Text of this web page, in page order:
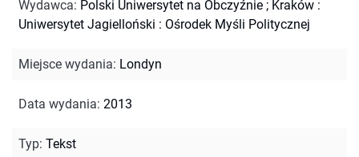
Wydawca: Polski Uniwersytet na Obczyźnie ; Kraków :
Uniwersytet Jagielloński : Ośrodek Myśli Politycznej
Miejsce wydania: Londyn
Data wydania: 2013
Typ: Tekst